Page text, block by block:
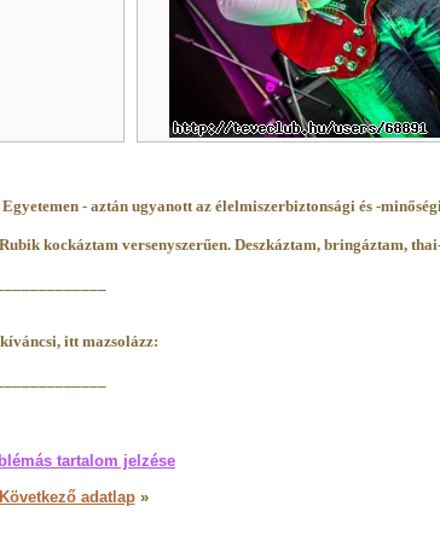
- aztán ugyanott az élelmiszerbiztonsági és -
kockáztam versenyszerűen. Deszkáztam, bringáztam,
itt mazsolázz:
tartalom jelzése
Következő adatlap»